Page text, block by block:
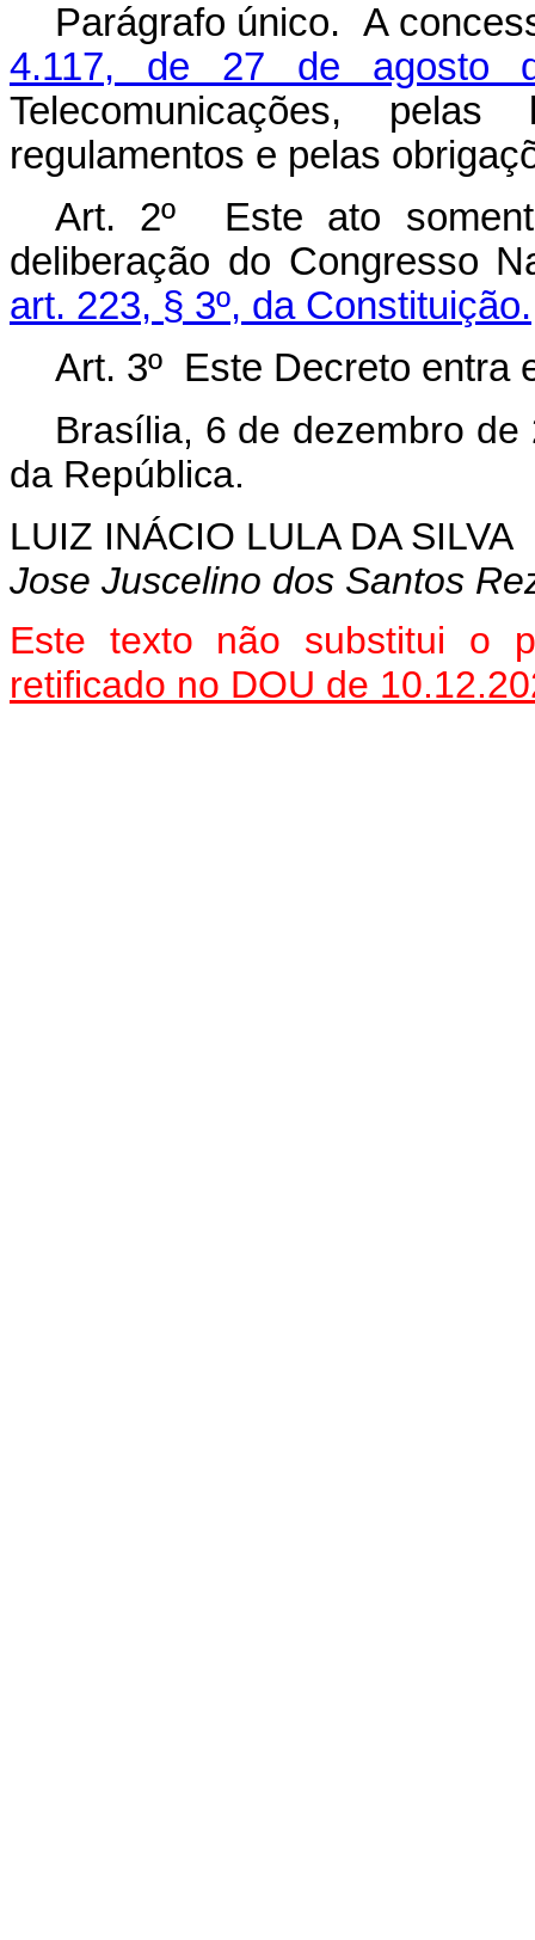
Parágrafo único. A
4.117, de 27 de agosto
Telecomunicações,
regulamentos e pelas
Art. 2º Este ato
deliberação do Congresso
art. 223, § 3º, da Constituição.
Art. 3º Este Decreto entra
Brasília, 6 de dezembro de
da República.
LUIZ INÁCIO LULA DA SILVA
Jose Juscelino dos Santos
Este texto não substitui o
retificado no DOU de